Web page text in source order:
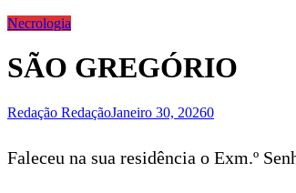
Necrologia
SÃO GREGÓRIO
Redação RedaçãoJaneiro 30, 20260
Faleceu na sua residência o Exm.º